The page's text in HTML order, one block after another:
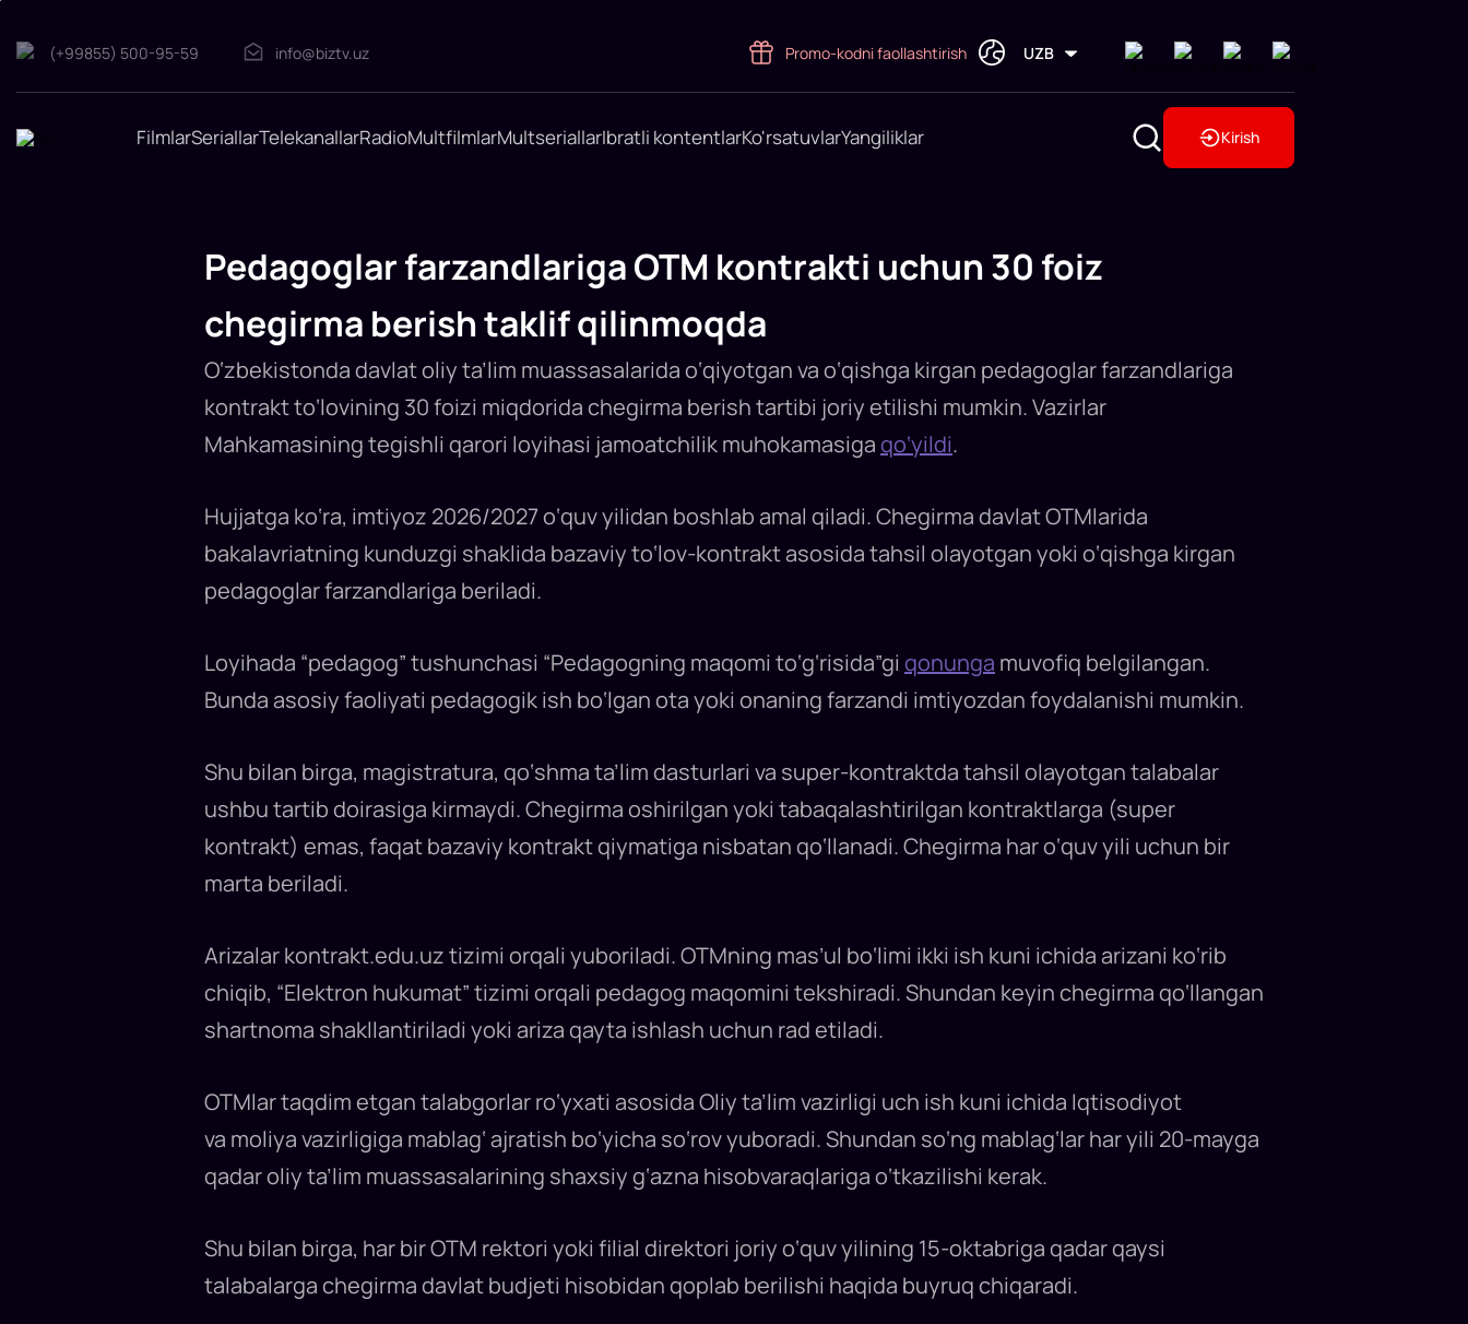
Pedagoglar
(+99855) 500-95-59 info@biztv.uz Promo-kodni faollashtirish UZB
FilmlarSeriallarTelekanallarRadioMultfilmlarMultseriallarIbratli kontentlarKo'rsatuvlarYangiliklar Kirish
Pedagoglar farzandlariga OTM kontrakti uchun 30 foiz
chegirma berish taklif qilinmoqda
O‘zbekistonda davlat oliy ta’lim muassasalarida o‘qiyotgan va o‘qishga kirgan pedagoglar farzandlariga
kontrakt to‘lovining 30 foizi miqdorida chegirma berish tartibi joriy etilishi mumkin. Vazirlar
Mahkamasining tegishli qarori loyihasi jamoatchilik muhokamasigaqo‘yildi.
Hujjatga ko‘ra, imtiyoz 2026/2027 o‘quv yilidan boshlab amal qiladi. Chegirma davlat OTMlarida
bakalavriatning kunduzgi shaklida bazaviy to‘lov-kontrakt asosida tahsil olayotgan yoki o‘qishga kirgan
pedagoglar farzandlariga beriladi.
Loyihada “pedagog” tushunchasi “Pedagogning maqomi to‘g‘risida”gi qonunga muvofiq belgilangan.
Bunda asosiy faoliyati pedagogik ish bo‘lgan ota yoki onaning farzandi imtiyozdan foydalanishi mumkin.
Shu bilan birga, magistratura, qo‘shma ta’lim dasturlari va super-kontraktda tahsil olayotgan talabalar
ushbu tartib doirasiga kirmaydi. Chegirma oshirilgan yoki tabaqalashtirilgan kontraktlarga (super
kontrakt) emas, faqat bazaviy kontrakt qiymatiga nisbatan qo‘llanadi. Chegirma har o‘quv yili uchun bir
marta beriladi.
Arizalar kontrakt.edu.uz tizimi orqali yuboriladi. OTMning mas’ul bo‘limi ikki ish kuni ichida arizani ko‘rib
chiqib, “Elektron hukumat” tizimi orqali pedagog maqomini tekshiradi. Shundan keyin chegirma qo‘llangan
shartnoma shakllantiriladi yoki ariza qayta ishlash uchun rad etiladi.
OTMlar taqdim etgan talabgorlar ro‘yxati asosida Oliy ta’lim vazirligi uch ish kuni ichida Iqtisodiyot
va moliya vazirligiga mablag‘ ajratish bo‘yicha so‘rov yuboradi. Shundan so‘ng mablag‘lar har yili 20-mayga
qadar oliy ta’lim muassasalarining shaxsiy g‘azna hisobvaraqlariga o‘tkazilishi kerak.
Shu bilan birga, har bir OTM rektori yoki filial direktori joriy o‘quv yilining 15-oktabriga qadar qaysi
talabalarga chegirma davlat budjeti hisobidan qoplab berilishi haqida buyruq chiqaradi.